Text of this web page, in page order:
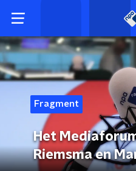
Fragment
Het
Riemsma en